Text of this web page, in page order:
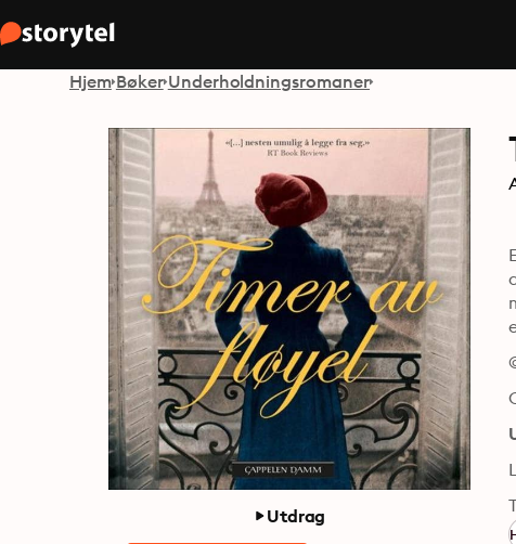
Hjem Bøker Underholdningsromaner
Utdrag